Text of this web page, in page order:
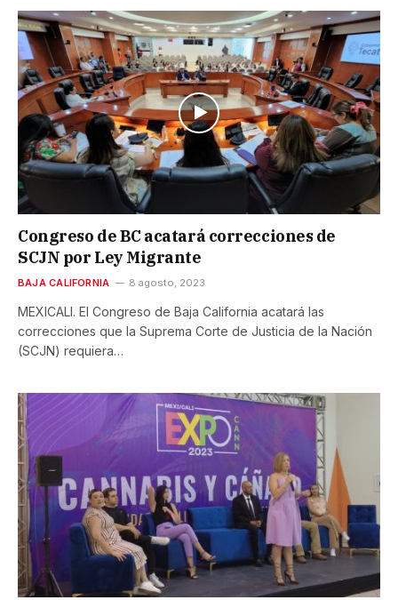
Congreso de BC acatará correcciones de
SCJN por Ley Migrante
BAJA CALIFORNIA 8 agosto, 2023
MEXICALI. El Congreso de Baja California acatará las
correcciones que la Suprema Corte de Justicia de la Nación
(SCJN) requiera…